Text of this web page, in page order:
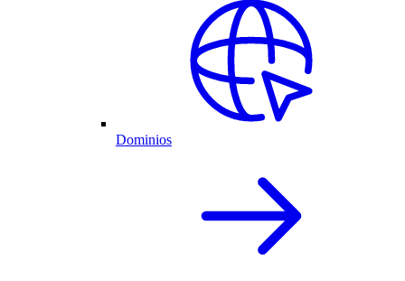
Dominios